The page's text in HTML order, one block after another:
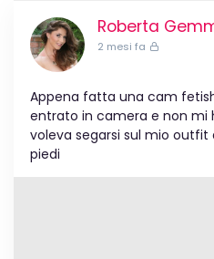
Roberta
2 mesi fa
Appena fatta una cam
entrato in camera e non mi
voleva segarsi sul mio outfit
piedi